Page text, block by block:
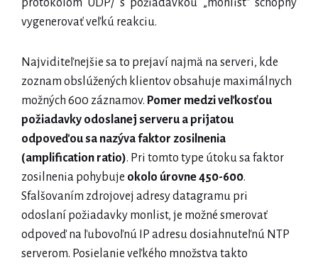
protokolom UDP/ s požiadavkou „monlist“ schopný
vygenerovať veľkú reakciu.
Najviditeľnejšie sa to prejaví najmä na serveri, kde
zoznam obslúžených klientov obsahuje maximálnych
možných 600 záznamov. Pomer medzi veľkosťou
požiadavky odoslanej serveru a prijatou
odpoveďou sa nazýva faktor zosilnenia
(amplification ratio). Pri tomto type útoku sa faktor
zosilnenia pohybuje okolo úrovne 450-600.
Sfalšovaním zdrojovej adresy datagramu pri
odoslaní požiadavky monlist, je možné smerovať
odpoveď na ľubovoľnú IP adresu dosiahnuteľnú NTP
serverom. Posielanie veľkého množstva takto